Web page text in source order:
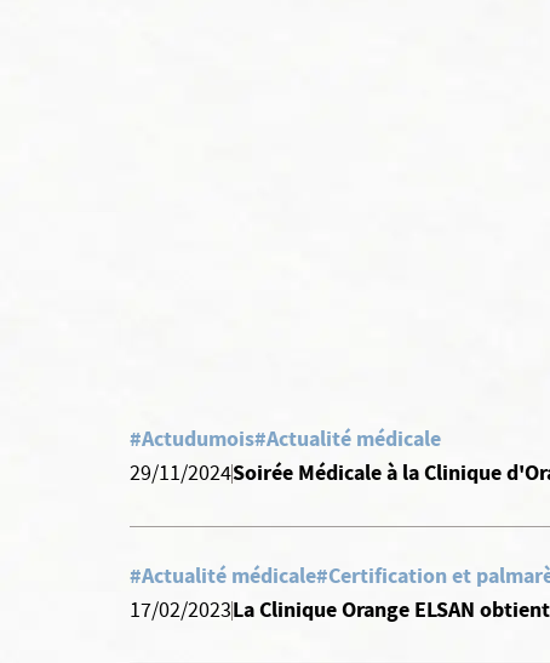
#Actudumois#Actualité médicale
29/11/2024Soirée Médicale à la Clinique
#Actualité médicale#Certification et
17/02/2023La Clinique Orange ELSAN